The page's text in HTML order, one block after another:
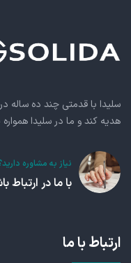
سلیدا با قدمتی چند ده ساله
هدیه کند و ما در سلیدا
نیاز به مشاوره
با ما در ارتباط
ارتباط با ما